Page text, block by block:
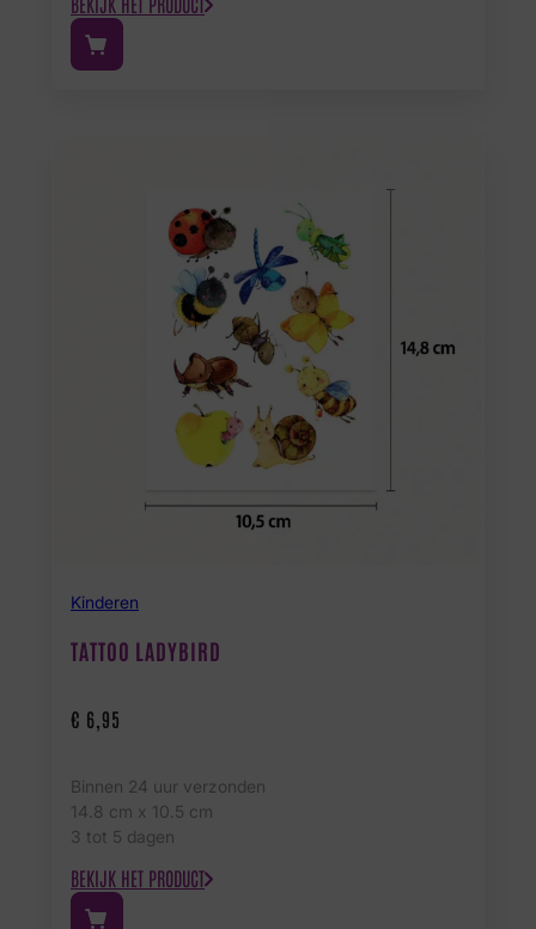
Kinderen
TATTOO LADYBIRD
€ 6,95
Binnen 24 uur verzonden
14.8 cm x 10.5 cm
3 tot 5 dagen
BEKIJK HET PRODUCT